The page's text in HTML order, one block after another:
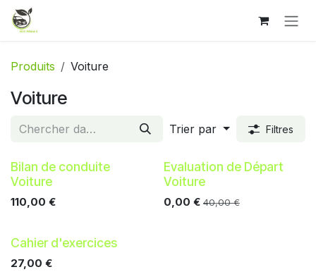
Se rendre au contenu
Produits Voiture
Voiture
Trier par Filtres
Bilan de conduite
Voiture
110,00 €
Evaluation de Départ
Voiture
0,00 € 40,00€
Cahier d'exercices
27,00 €